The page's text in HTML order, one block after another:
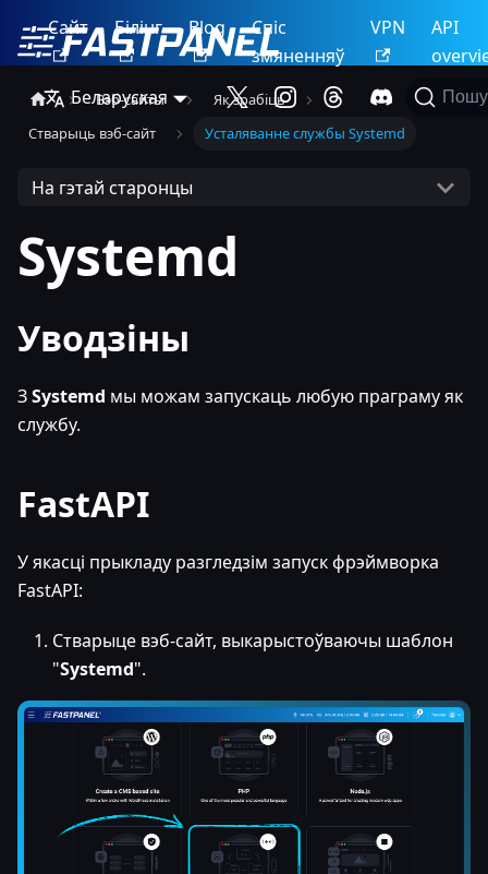
Сайт Білінг Blog
Спіс
змяненняў
VPN
API
Беларуская
Вэб-сайты
Як зрабіць
Стварыць вэб-сайт
Усталяванне службы Systemd
На гэтай старонцы
Systemd
Уводзіны
ЗSystemd мы можам запускаць любую праграму як
службу.
FastAPI
У якасці прыкладу разгледзім запуск фрэймворка
FastAPI:
Стварыце вэб-сайт, выкарыстоўваючы шаблон
"Systemd".